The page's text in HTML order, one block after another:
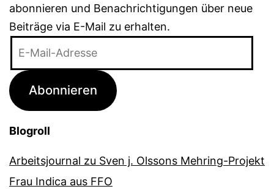
abonnieren und Benachrichtigungen über neue
Beiträge via E-Mail zu erhalten.
Adresse
Abonnieren
Blogroll
Arbeitsjournal zu Sven j. Olssons Mehring-Projekt
Frau Indica aus FFO